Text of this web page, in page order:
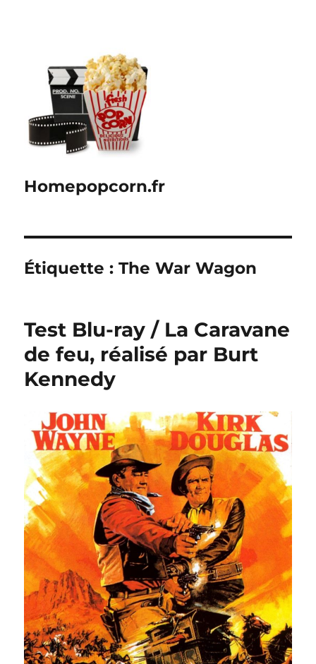
Homepopcorn.fr
Étiquette :The War Wagon
Test Blu-ray / La Caravane
de feu, réalisé par Burt
Kennedy